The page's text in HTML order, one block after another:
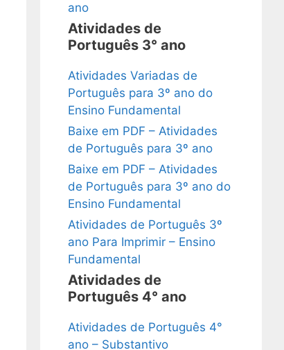
ano
Atividades de
Português 3° ano
Atividades Variadas de
Português para 3º ano do
Ensino Fundamental
Baixe em PDF – Atividades
de Português para 3º ano
Baixe em PDF – Atividades
de Português para 3º ano do
Ensino Fundamental
Atividades de Português 3º
ano Para Imprimir – Ensino
Fundamental
Atividades de
Português 4° ano
Atividades de Português 4°
ano – Substantivo